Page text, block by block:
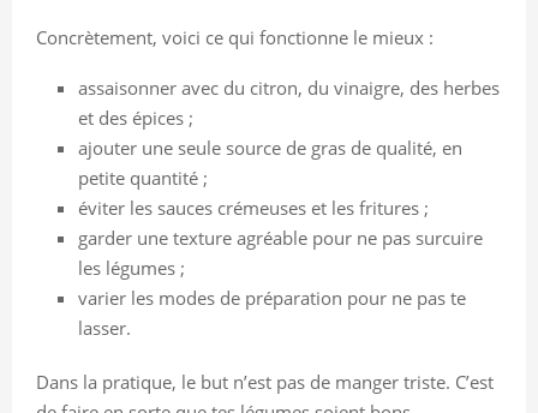
Concrètement, voici ce qui fonctionne le mieux :
assaisonner avec du citron, du vinaigre, des herbes
et des épices ;
ajouter une seule source de gras de qualité, en
petite quantité ;
éviter les sauces crémeuses et les fritures ;
garder une texture agréable pour ne pas surcuire
les légumes ;
varier les modes de préparation pour ne pas te
lasser.
Dans la pratique, le but n’est pas de manger triste. C’est